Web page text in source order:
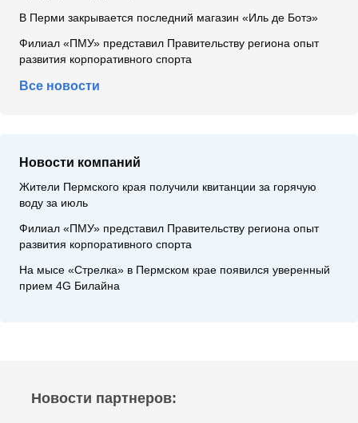
В Перми закрывается последний магазин «Иль де Ботэ»
Филиал «ПМУ» представил Правительству региона опыт
развития корпоративного спорта
Все новости
Новости компаний
Жители Пермского края получили квитанции за горячую
воду за июль
Филиал «ПМУ» представил Правительству региона опыт
развития корпоративного спорта
На мысе «Стрелка» в Пермском крае появился уверенный
прием 4G Билайна
Новости партнеров: